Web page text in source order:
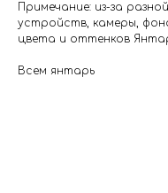
Примечание: из-за
устройств, камеры,
цвета и оттенков
Всем янтарь